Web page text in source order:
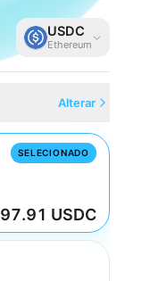
USDC
Ethereum
Alterar
SELECIONADO
97.91 USDC